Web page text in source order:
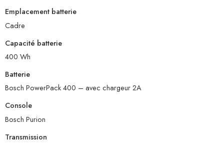
Emplacement batterie
Cadre
Capacité batterie
400 Wh
Batterie
Bosch PowerPack 400 – avec chargeur 2A
Console
Bosch Purion
Transmission